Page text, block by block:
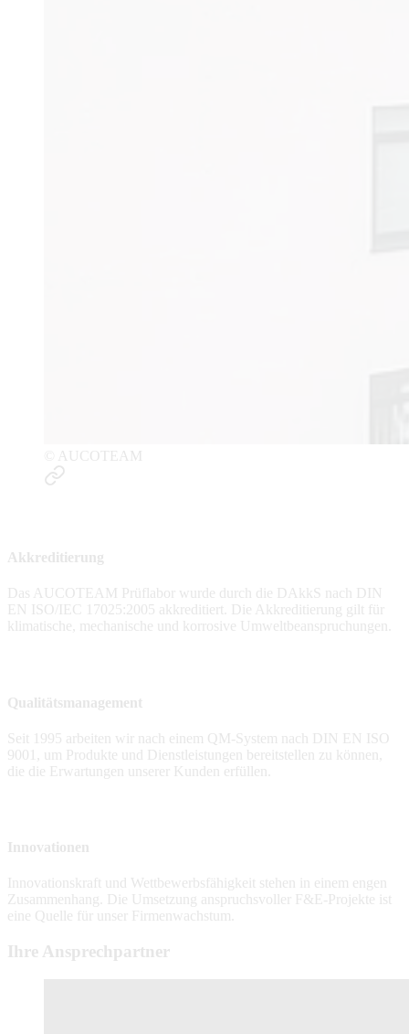
© AUCOTEAM
Akkreditierung
Das AUCOTEAM Prüflabor wurde durch die DAkkS nach DIN
EN ISO/IEC 17025:2005 akkreditiert. Die Akkreditierung gilt für
klimatische, mechanische und korrosive Umweltbeanspruchungen.
Qualitätsmanagement
Seit 1995 arbeiten wir nach einem QM-System nach DIN EN ISO
9001, um Produkte und Dienstleistungen bereitstellen zu können,
die die Erwartungen unserer Kunden erfüllen.
Innovationen
Innovationskraft und Wettbewerbsfähigkeit stehen in einem engen
Zusammenhang. Die Umsetzung anspruchsvoller F&E-Projekte ist
eine Quelle für unser Firmenwachstum.
Ihre Ansprechpartner